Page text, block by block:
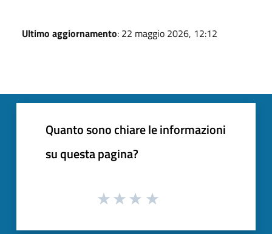
Ultimo aggiornamento: 22 maggio 2026, 12:12
Quanto sono chiare le informazioni
su questa pagina?